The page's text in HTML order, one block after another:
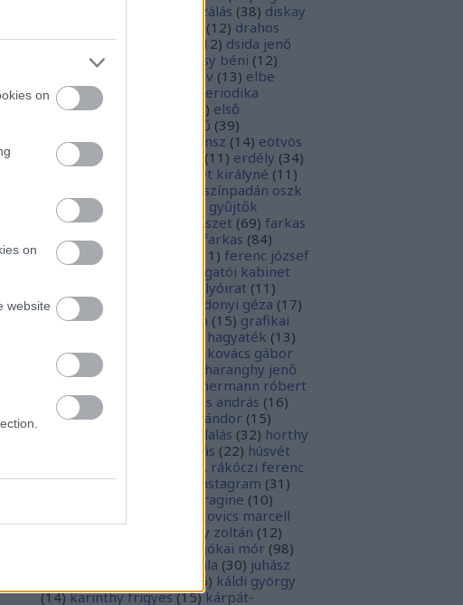
on
on
website
digitalizálás (38) diskay
(12) drahos
istván (20) drótos lászló 12) dsida jenő
dualizmus egressy béni (12)
ekönyv (13) elbe
istván
70
elektronikus periodika
archívum
) első
emlékmű (39)
emlékműrombolás
ensz (14) eötvös
józsef
16 (11 ) erdély (34)
erzsébet királyné (11 )
európa színpadán oszk
29) ex libris
ex libris gyűjtők
gyűjtemények
fametszet (69) farkas
ferenc (12 farkas gábor farkas (84)
fedák sári
11 ) ferenc józsef
főigazgatói kabinet
folyóirat (11 )
galambos ferenc
gárdonyi géza (17)
gondos gábor
grafika (15) grafikai
hagyaték (13)
halász gábor
hamvai-kovács gábor
64 hanvay hajnalka
haranghy jenő
hermann róbert
10) herman ottó hess andrás (16)
hésziodosz
hevesi sándor (15)
honfoglalás (32) horthy
hunyadi mátyás (22) húsvét
ii. rákóczi ferenc
(21) illyés boglárka instagram (31 )
jacobus de voragine (10)
jankovics marcell
jékely zoltán (12)
jókai mór (98)
józsef attila (30) juhász
16) káldi györgy
(14) karinthy frigyes (15) kárpát-